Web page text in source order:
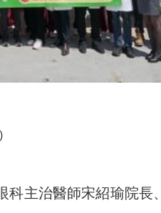
主治醫師宋紹瑜院長、